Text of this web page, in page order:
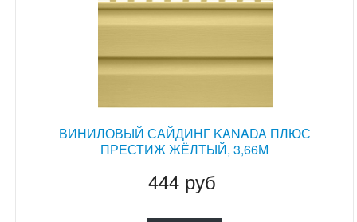
ВИНИЛОВЫЙ САЙДИНГ KANADA ПЛЮС
ПРЕСТИЖ ЖЁЛТЫЙ, 3,66М
444 руб